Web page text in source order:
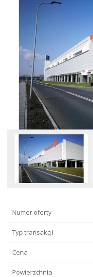
Numer oferty
Typ transakcji
Cena
Powierzchnia